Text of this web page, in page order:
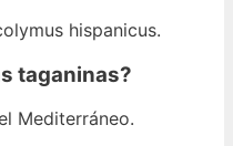
hispanicus.
taganinas?
Mediterráneo.